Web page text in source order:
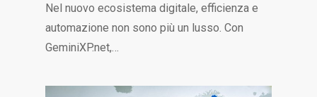
Nel nuovo ecosistema digitale, efficienza e
automazione non sono più un lusso. Con
GeminiXP.net,…